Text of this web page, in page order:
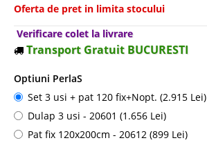
Oferta de pret in limita stocului
Verificare colet la livrare
Transport Gratuit BUCURESTI
Optiuni PerlaS
Set 3 usi + pat 120 fix+Nopt. (2.915 Lei)
Dulap 3 usi - 20601 (1.656 Lei)
Pat fix 120x200cm - 20612 (899 Lei)